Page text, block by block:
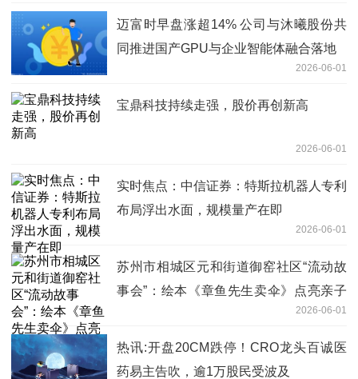
迈富时早盘涨超14% 公司与沐曦股份共
同推进国产GPU与企业智能体融合落地
2026-06-01
宝鼎科技持续走强，股价再创新高
2026-06-01
实时焦点：中信证券：特斯拉机器人专利
布局浮出水面，规模量产在即
2026-06-01
苏州市相城区元和街道御窑社区“流动故
事会”：绘本《章鱼先生卖伞》点亮亲子
2026-06-01
热讯:开盘20CM跌停！CRO龙头百诚医
药易主告吹，逾1万股民受波及